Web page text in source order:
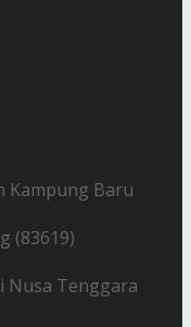
Kampung Baru
(83619)
Nusa Tenggara